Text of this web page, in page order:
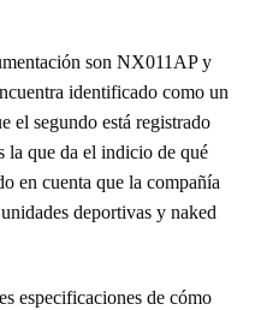
son NX011AP y
identificado como un
el segundo está registrado
la que da el indicio de qué
en cuenta que la compañía
deportivas y naked
especificaciones de cómo